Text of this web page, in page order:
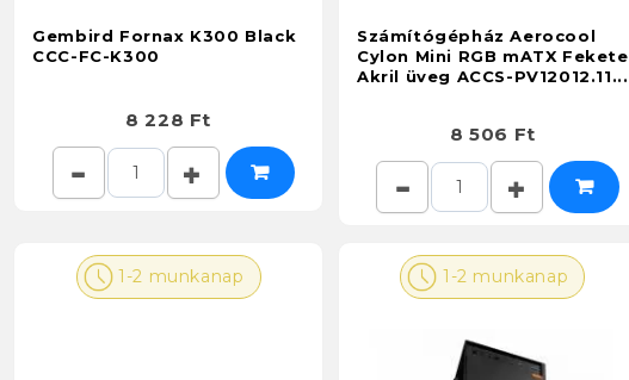
Gembird Fornax K300 Black
CCC-FC-K300
8 228 Ft
Számítógépház Aerocool
Cylon Mini RGB mATX Fekete
Akril üveg ACCS-PV12012.11...
8 506 Ft
1-2 munkanap 1-2 munkanap